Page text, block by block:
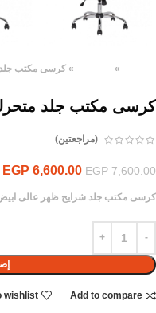
»
» كرسى مكتب
كرسى مكتب جلد
(مراجعتين)
EGP7,600.00
EGP 6,600.00
كرسى مكتب جلد شرايح ظهر عالى
Add to compare
wishlist